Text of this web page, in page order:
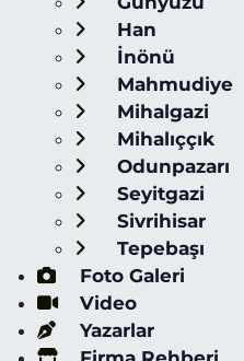
Han
İnönü
Mahmudiye
Mihalgazi
Mihalıççık
Odunpazarı
Seyitgazi
Sivrihisar
Tepebaşı
Foto Galeri
Video
Yazarlar